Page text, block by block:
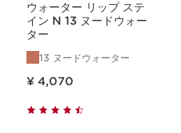
ウォーター リップ ステ
イン N 13 ヌードウォー
ター
13 ヌードウォーター
¥ 4,070